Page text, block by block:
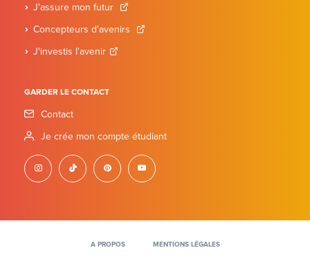
J'assure mon futur
Concepteurs d'avenirs
J'investis l'avenir
GARDER LE CONTACT
Contact
Je crée mon compte étudiant
instagram tiktok pinterest youtube
A PROPOS MENTIONS LÉGALES